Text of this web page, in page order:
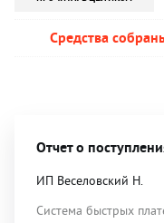
Средства
Отчет о
ИП Веселовский Н.
Система быстрых